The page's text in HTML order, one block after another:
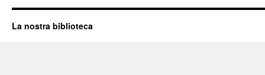
La nostra biblioteca